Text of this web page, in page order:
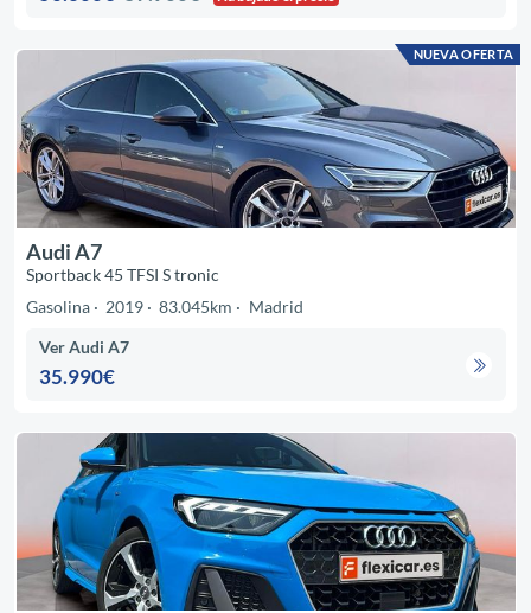
NUEVA OFERTA
Audi A7
Sportback 45 TFSI S tronic
Gasolina
2019 83.045km Madrid
Ver Audi A7
35.990€